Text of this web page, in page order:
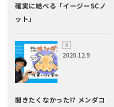
確実に結べる「イージーSCノ
ット」
2020.12.9
聞きたくなかった!? メンダコ